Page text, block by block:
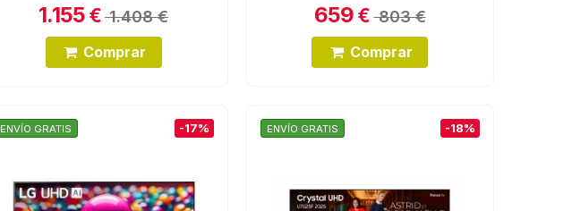
1.155€1.408 €
Comprar
659 € 803 €
Comprar
ENVÍO GRATIS -17% ENVÍO GRATIS -18%